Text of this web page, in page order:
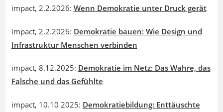
impact, 2.2.2026: Wenn Demokratie unter Druck gerät
impact, 2.2.2026: Demokratie bauen: Wie Design und
Infrastruktur Menschen verbinden
impact, 8.12.2025: Demokratie im Netz: Das Wahre, das
Falsche und das Gefühlte
impact, 10.10 2025: Demokratiebildung: Enttäuschte